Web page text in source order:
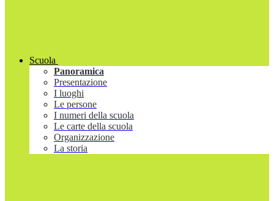
Scuola
Panoramica
Presentazione
I luoghi
Le persone
I numeri della scuola
Le carte della scuola
Organizzazione
La storia